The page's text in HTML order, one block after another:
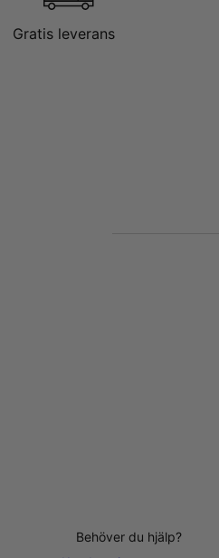
Gratis leverans
Behöver du hjälp?